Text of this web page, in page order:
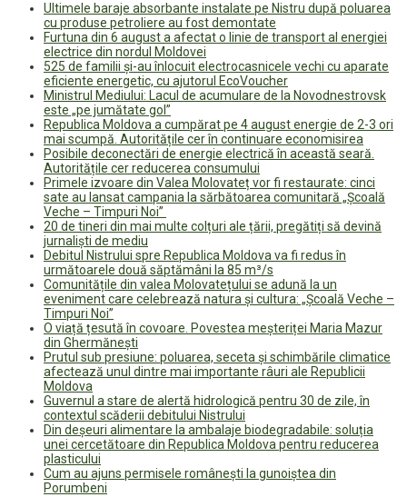
Ultimele baraje absorbante instalate pe Nistru după poluarea
cu produse petroliere au fost demontate
Furtuna din 6 august a afectat o linie de transport al energiei
electrice din nordul Moldovei
525 de familii și-au înlocuit electrocasnicele vechi cu aparate
eficiente energetic, cu ajutorul EcoVoucher
Ministrul Mediului: Lacul de acumulare de la Novodnestrovsk
este „pe jumătate gol”
Republica Moldova a cumpărat pe 4 august energie de 2-3 ori
mai scumpă. Autoritățile cer în continuare economisirea
Posibile deconectări de energie electrică în această seară.
Autoritățile cer reducerea consumului
Primele izvoare din Valea Molovateț vor fi restaurate: cinci
sate au lansat campania la sărbătoarea comunitară „Școală
Veche – Timpuri Noi”
20 de tineri din mai multe colțuri ale țării, pregătiți să devină
jurnaliști de mediu
Debitul Nistrului spre Republica Moldova va fi redus în
următoarele două săptămâni la 85 m³/s
Comunitățile din valea Molovatețului se adună la un
eveniment care celebrează natura și cultura: „Școală Veche –
Timpuri Noi”
O viață țesută în covoare. Povestea meșteriței Maria Mazur
din Ghermănești
Prutul sub presiune: poluarea, seceta și schimbările climatice
afectează unul dintre mai importante râuri ale Republicii
Moldova
Guvernul a stare de alertă hidrologică pentru 30 de zile, în
contextul scăderii debitului Nistrului
Din deșeuri alimentare la ambalaje biodegradabile: soluția
unei cercetătoare din Republica Moldova pentru reducerea
plasticului
Cum au ajuns permisele românești la gunoiștea din
Porumbeni